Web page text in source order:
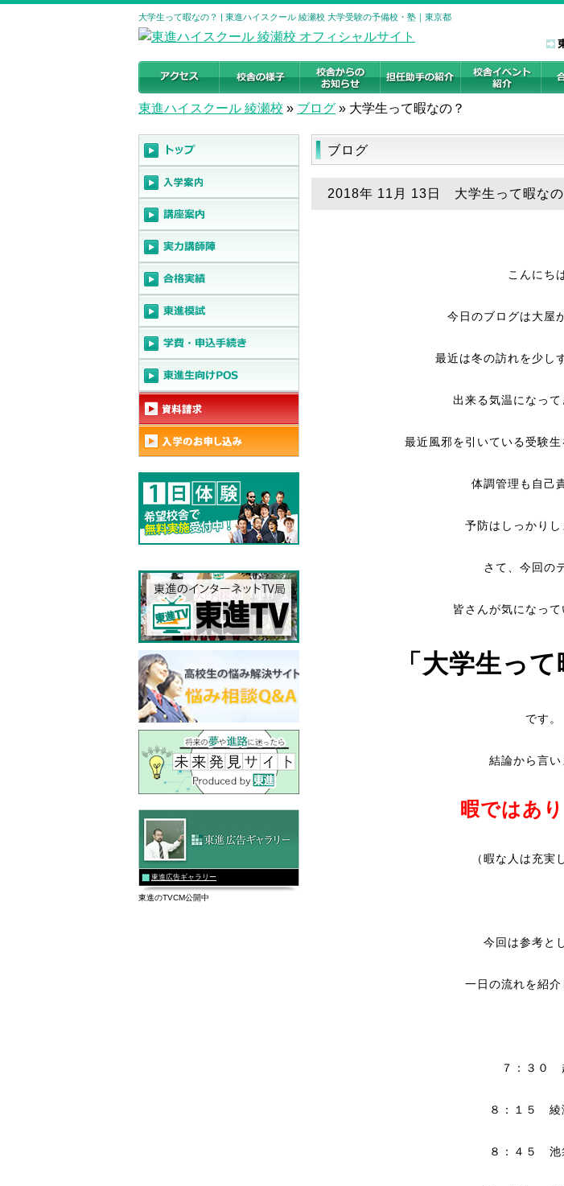
大学生って暇なの？ | 東進ハイスクール 綾瀬校 大学受験の予備校・塾｜東京都
東進ハイスクール 綾瀬校 » ブログ » 大学生って暇なの？
ブログ
2018年 11月 13日 大学生って暇なの
こんにち
今日のブログは大屋
最近は冬の訪れを少し
出来る気温になって
最近風邪を引いている受験生
体調管理も自己
予防はしっかりし
さて、今回の
皆さんが気になって
「大学生って
です。
結論から言い
暇ではあ
（暇な人は充実
今回は参考と
一日の流れを紹介
７：３０
８：１５ 綾
８：４５ 池
東進広告ギャラリー
東進のTVCM公開中